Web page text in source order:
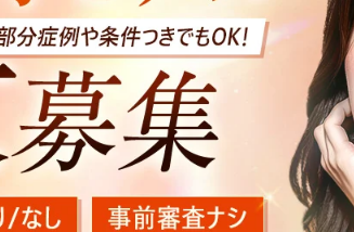
有している患者様の個人情報と紐づける場
目的で利用いたします。
ービスの提供、医療関連商品の販売、アフ